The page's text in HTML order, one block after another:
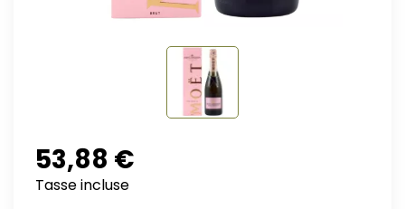
53,88 €
Tasse incluse